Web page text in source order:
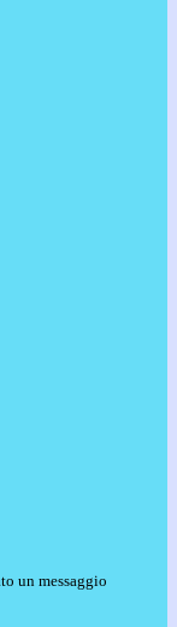
un messaggio